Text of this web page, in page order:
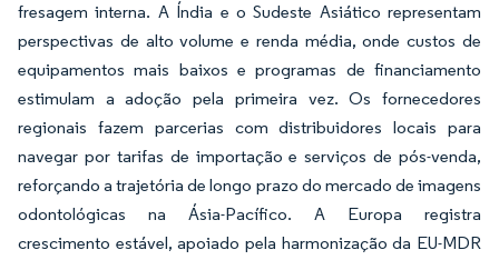
fresagem interna. A Índia e o Sudeste Asiático representam
perspectivas de alto volume e renda média, onde custos de
equipamentos mais baixos e programas de financiamento
estimulam a adoção pela primeira vez. Os fornecedores
regionais fazem parcerias com distribuidores locais para
navegar por tarifas de importação e serviços de pós-venda,
reforçando a trajetória de longo prazo do mercado de imagens
odontológicas na Ásia-Pacífico. A Europa registra
crescimento estável, apoiado pela harmonização da EU-MDR